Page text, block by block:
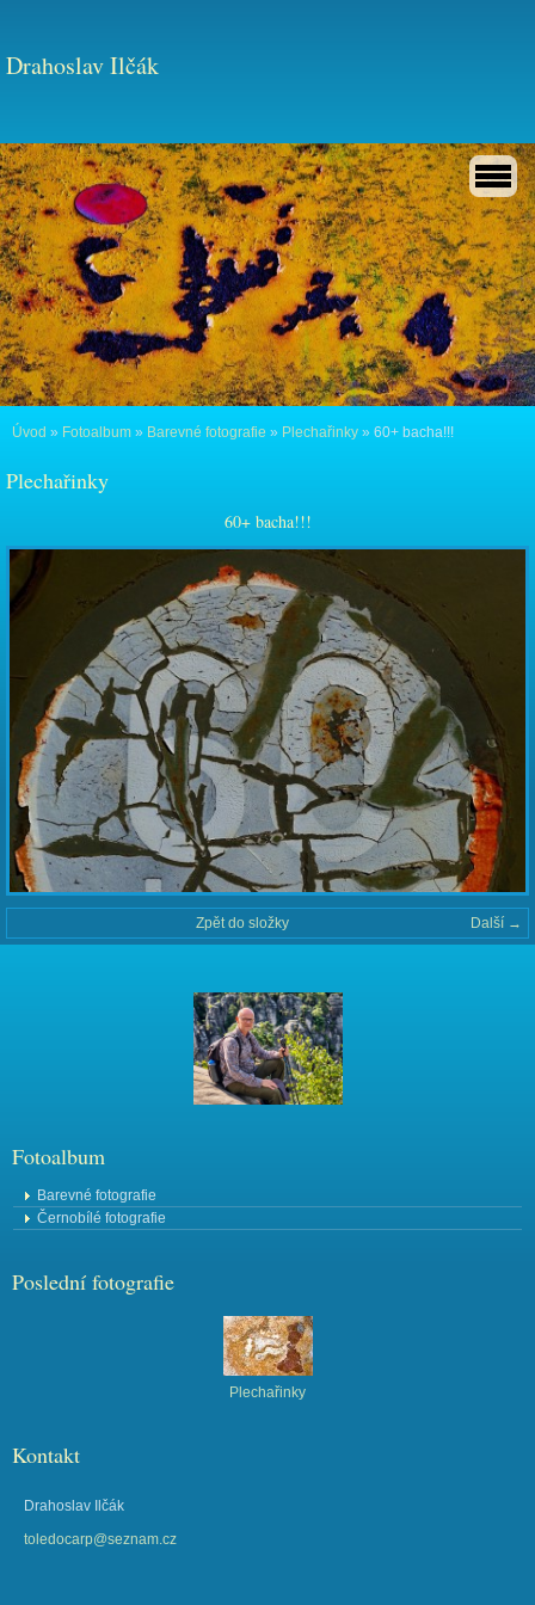
Drahoslav Ilčák
Úvod » Fotoalbum » Barevné fotografie » Plechařinky » 60+ bacha!!!
Plechařinky
60+ bacha!!!
Další →
Zpět do složky
Fotoalbum
Barevné fotografie
Černobílé fotografie
Poslední fotografie
Plechařinky
Kontakt
Drahoslav Ilčák
toledocarp@seznam.cz